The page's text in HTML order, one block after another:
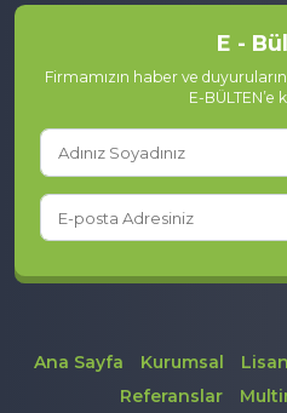
E -
Firmamızın haber ve
E-BÜLTEN’e
Ana Sayfa Kurumsal
Referanslar